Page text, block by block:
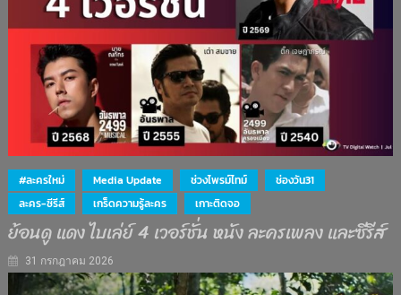
#ละครใหม่ Media Update ช่วงไพรม์ไทม์
ช่องวัน31
ละคร-ซีรีส์
เกร็ดความรู้ละคร เกาะติดจอ
ย้อนดู แดง ไบเล่ย์ 4 เวอร์ชั่น หนัง ละครเพลง และซีรีส์
31 กรกฎาคม 2026